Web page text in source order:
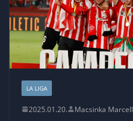
LA LIGA
2025.01.20. Macsinka Marcell